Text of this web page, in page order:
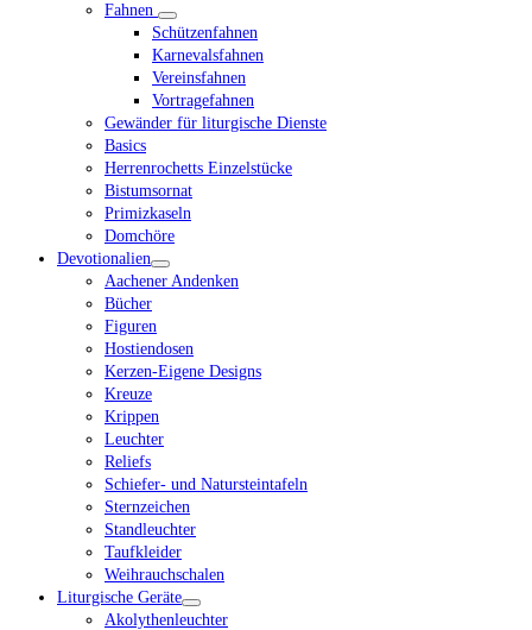
Fahnen
Schützenfahnen
Karnevalsfahnen
Vereinsfahnen
Vortragefahnen
Gewänder für liturgische Dienste
Basics
Herrenrochetts Einzelstücke
Bistumsornat
Primizkaseln
Domchöre
Devotionalien
Aachener Andenken
Bücher
Figuren
Hostiendosen
Kerzen-Eigene Designs
Kreuze
Krippen
Leuchter
Reliefs
Schiefer- und Natursteintafeln
Sternzeichen
Standleuchter
Taufkleider
Weihrauchschalen
Liturgische Geräte
Akolythenleuchter